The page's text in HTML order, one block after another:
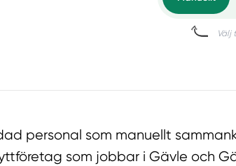
personal som manuellt
som jobbar i Gävle och